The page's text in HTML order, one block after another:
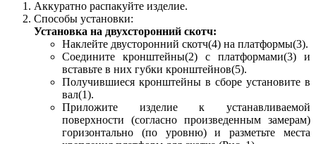
Аккуратно распакуйте изделие.
Способы установки:
Установка на двухсторонний скотч:
Наклейте двусторонний скотч(4) на платформы(3).
Соедините кронштейны(2) с платформами(3) и
вставьте в них губки кронштейнов(5).
Получившиеся кронштейны в сборе установите в
вал(1).
Приложите изделие к устанавливаемой
поверхности (согласно произведенным замерам)
горизонтально (по уровню) и разметьте места